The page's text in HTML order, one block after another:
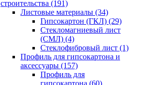
строительства (191)
Листовые материалы (34)
Гипсокартон (ГКЛ) (29)
Стекломагниевый лист
(СМЛ) (4)
Cтеклофибровый лист (1)
Профиль для гипсокартона и
аксессуары (157)
Профиль для
гипсокартона (60)